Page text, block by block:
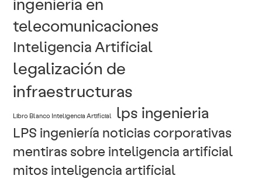
telecomunicaciones
Inteligencia Artificial
legalización de
infraestructuras
Libro Blanco Inteligencia Artificial lps ingenieria
LPS ingeniería noticias corporativas
mentiras sobre inteligencia artificial
mitos inteligencia artificial